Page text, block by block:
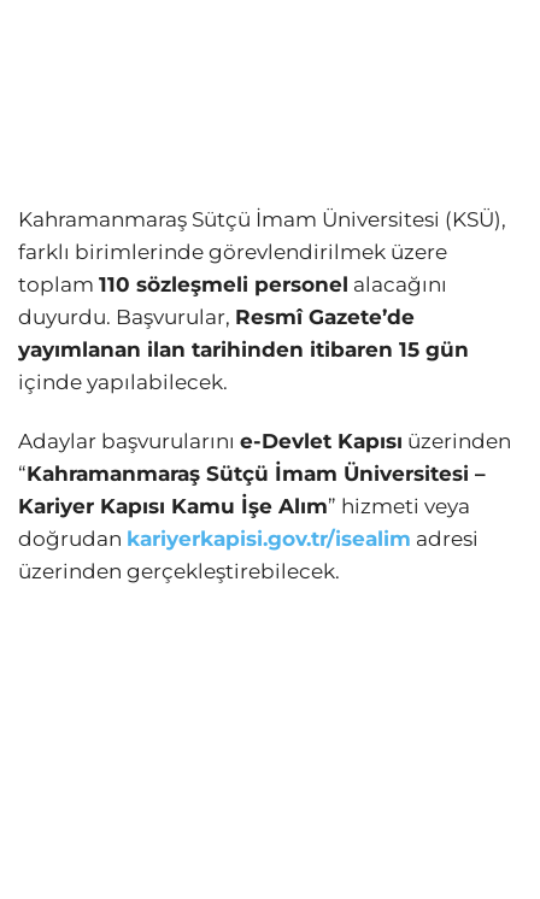
Kahramanmaraş Sütçü İmam Üniversitesi (KSÜ),
farklı birimlerinde görevlendirilmek üzere
toplam 110 sözleşmeli personel alacağını
duyurdu. Başvurular, Resmî Gazete’de
yayımlanan ilan tarihinden itibaren 15 gün
içinde yapılabilecek.
Adaylar başvurularını e-Devlet Kapısı üzerinden
“Kahramanmaraş Sütçü İmam Üniversitesi –
Kariyer Kapısı Kamu İşe Alım” hizmeti veya
doğrudan kariyerkapisi.gov.tr/isealim adresi
üzerinden gerçekleştirebilecek.